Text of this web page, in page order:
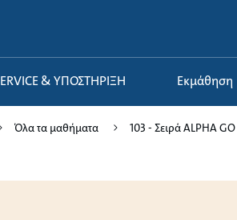
SERVICE & ΥΠΟΣΤΗΡΙΞΗ Εκμάθηση
Όλα τα μαθήματα 103 - Σειρά ALPHA GO